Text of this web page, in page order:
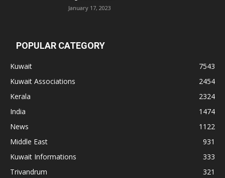
January 17, 2023
POPULAR CATEGORY
Kuwait
7543
Kuwait Associations
2454
Kerala
2324
India
1474
News
1122
Middle East
931
Kuwait Informations
333
Trivandrum
321